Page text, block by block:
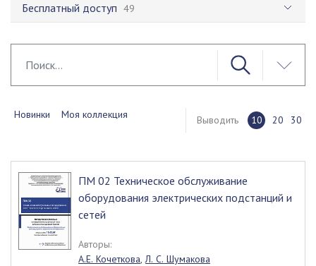
Бесплатный доступ 49
Новинки Моя коллекция Выводить 10 20 30
ПМ 02 Техническое обслуживание
оборудования электрических подстанций и
сетей
Авторы:
А.Е. Кочеткова,Л. С. Шумакова